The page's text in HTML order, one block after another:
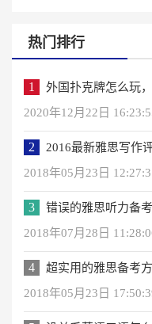
热门排行
1
外国扑克牌怎么玩
2020年12月22日
2
2016最新雅思写作
2018年05月23日
3
错误的雅思听力备
2018年07月28日
4
超实用的雅思备考
2018年05月23日